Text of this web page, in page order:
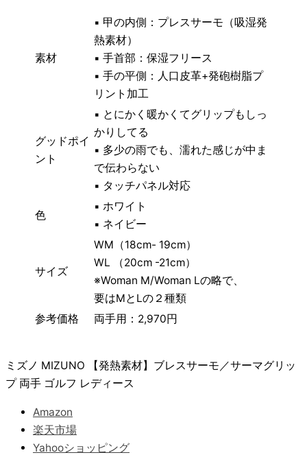
素材
▪ 甲の内側：プレスサーモ（吸湿発
熱素材）
▪ 手首部：保湿フリース
▪ 手の平側：人口皮革+発砲樹脂プ
リント加工
グッドポイ
ント
▪ とにかく暖かくてグリップもしっ
かりしてる
▪ 多少の雨でも、濡れた感じが中ま
で伝わらない
▪ タッチパネル対応
色
▪ ホワイト
▪ ネイビー
サイズ
WM（18cm- 19cm）
WL （20cm -21cm）
※Woman M/Woman Lの略で、
要はMとLの２種類
参考価格
両手用：2,970円
ミズノ MIZUNO 【発熱素材】ブレスサーモ／サーマグリッ
プ 両手 ゴルフ レディース
Amazon
楽天市場
Yahooショッピング